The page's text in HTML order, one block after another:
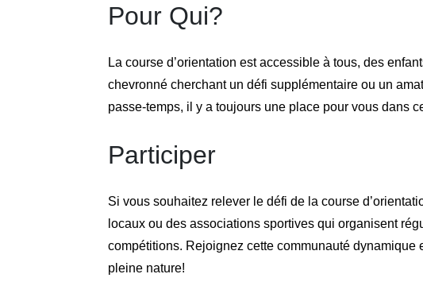
Pour Qui?
La course d’orientation est accessible à tous, des
chevronné cherchant un défi supplémentaire ou un
passe-temps, il y a toujours une place pour vous dans
Participer
Si vous souhaitez relever le défi de la course
locaux ou des associations sportives qui organisent
compétitions. Rejoignez cette communauté dynamique
pleine nature!